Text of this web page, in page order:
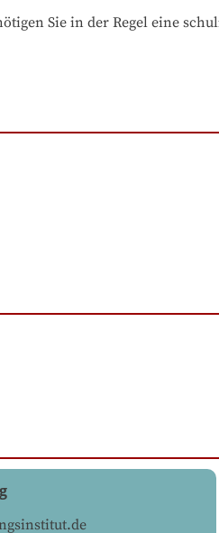
Sie in der Regel eine